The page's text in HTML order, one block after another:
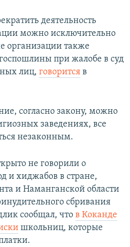
деятельность
можно исключительно
организации также
при жалобе в суд
лиц, говорится в
согласно закону, можно
заведениях, все
незаконным.
не говорили о
и хиджабов в стране,
и Наманганской области
сбривания
сообщал, что в Коканде
школьниц, которые